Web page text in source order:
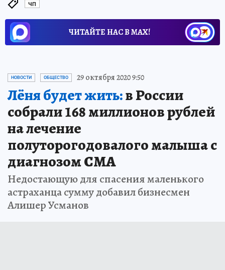
ЧП
ЧИТАЙТЕ НАС В МАХ!
НОВОСТИ ОБЩЕСТВО 29 октября 2020 9:50
Лёня будет жить:в России
собрали 168 миллионов рублей
на лечение
полуторогодовалого малыша с
диагнозом СМА
Недостающую для спасения маленького
астраханца сумму добавил бизнесмен
Алишер Усманов